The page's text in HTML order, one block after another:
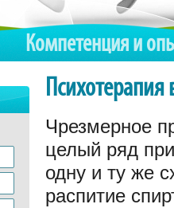
Компетенция и
Чрезмерное
целый ряд
одну и ту же
распитие